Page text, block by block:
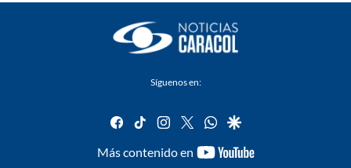
Síguenos en:
facebook
tiktok instagram
twitterwhatsapp
google
Más contenido en
youtube-